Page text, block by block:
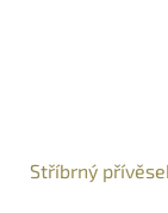
Stříbrný